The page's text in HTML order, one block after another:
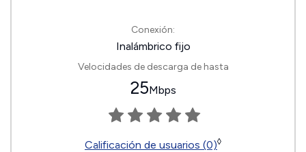
Conexión:
Inalámbrico fijo
Velocidades de descarga de hasta
25Mbps
Calificación de usuarios (0)◊